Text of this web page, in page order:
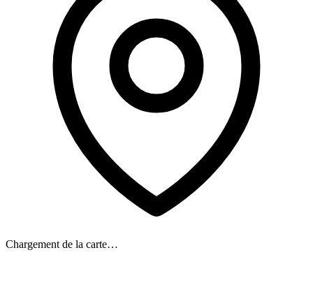
Chargement de la carte…